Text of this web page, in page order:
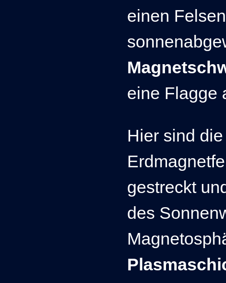
einen
eine Flagge
Hier sind
gestreckt
des